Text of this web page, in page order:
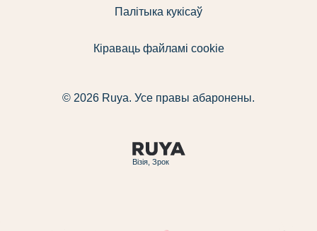
Візія, Зрок
Палітыка кукісаў
Кіраваць файламі cookie
© 2026 Ruya. Усе правы абаронены.